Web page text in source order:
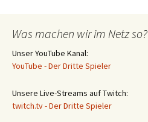
Was machen wir im Netz so?
Unser YouTube Kanal:
YouTube - Der Dritte Spieler
Unsere Live-Streams auf Twitch:
twitch.tv - Der Dritte Spieler